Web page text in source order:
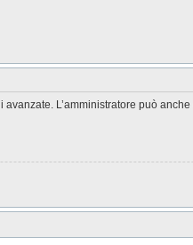
L’amministratore può